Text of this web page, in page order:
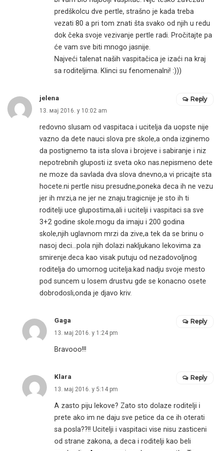
predškolcu dve pertle, strašno je kada treba
vezati 80 a pri tom znati šta svako od njih u redu
dok čeka svoje vezivanje pertle radi. Pročitajte pa
će vam sve biti mnogo jasnije.
Najveći talenat naših vaspitačica je izaći na kraj
sa roditeljima. Klinci su fenomenalni! :)))
jelena
13. мај 2016. у 10:02 am
redovno slusam od vaspitaca i ucitelja da uopste nije
vazno da dete nauci slova pre skole,a onda izginemo
da postignemo ta ista slova i brojeve i sabiranje i niz
nepotrebnih gluposti iz sveta oko nas.nepismeno dete
ne moze da savlada dva slova dnevno,a vi pricajte sta
hocete.ni pertle nisu presudne,poneka deca ih ne vezu
jer ih mrzi,a ne jer ne znaju.tragicnije je sto ih ti
roditelji uce glupostima,ali i ucitelji i vaspitaci sa sve
3+2 godine skole.mogu da imaju i 200 godina
skole,njih uglavnom mrzi da zive,a tek da se brinu o
nasoj deci…pola njih dolazi nakljukano lekovima za
smirenje.deca kao visak putuju od nezadovoljnog
roditelja do umornog ucitelja.kad nadju svoje mesto
pod suncem u losem drustvu gde se konacno osete
dobrodosli,onda je djavo kriv.
Reply
Gaga
13. мај 2016. у 1:24 pm
Bravooo!!!
Reply
Klara
13. мај 2016. у 5:14 pm
A zasto piju lekove? Zato sto dolaze roditelji i
prete ako im ne daju sve petice da ce ih oterati
sa posla??!! Ucitelji i vaspitaci vise nisu zasticeni
od strane zakona, a deca i roditelji kao beli
Reply